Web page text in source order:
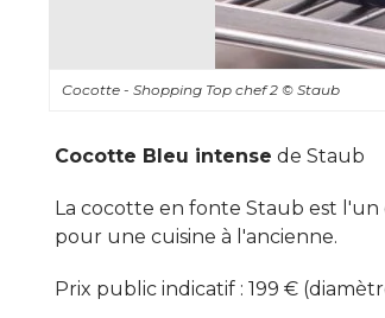
Cocotte - Shopping Top chef 2© Staub
Cocotte Bleu intense de Staub
La cocotte en fonte Staub est
pour une cuisine à l'ancienne.
Prix public indicatif : 199 €